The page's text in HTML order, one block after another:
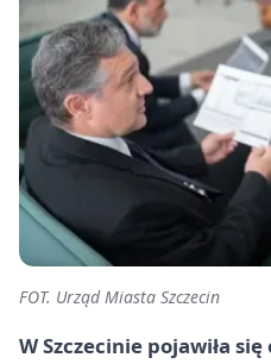
FOT. Urząd Miasta Szczecin
W Szczecinie pojawiła